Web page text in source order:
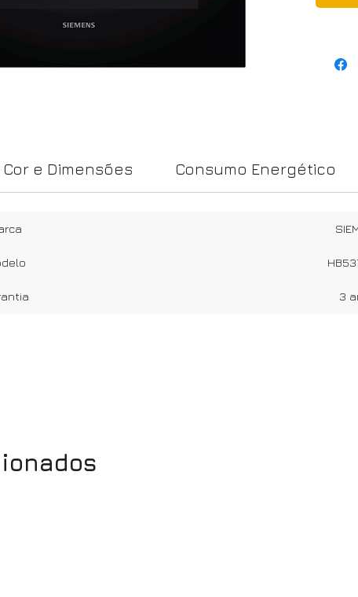
Cor e Dimensões Consumo Energético
3